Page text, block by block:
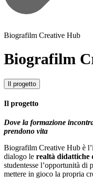
Biografilm Creative Hub
Biografilm
Il progetto
Il progetto
Dove la formazione
prendono vita
Biografilm Creative Hub è
dialogo le realtà didattiche
studentesse l’opportunità di
mettere in gioco la propria